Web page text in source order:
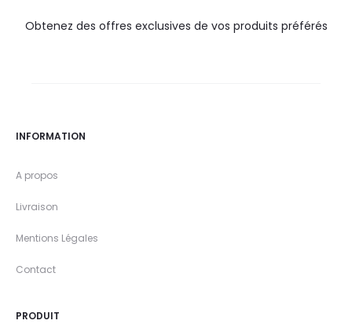
Obtenez des offres exclusives de vos produits préférés
INFORMATION
A propos
Livraison
Mentions Légales
Contact
PRODUIT